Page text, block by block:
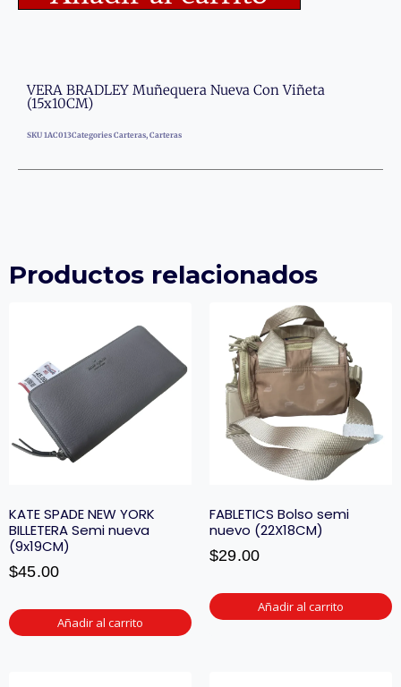
VERA BRADLEY Muñequera Nueva Con Viñeta
(15x10CM)
SKU 1AC013Categories Carteras, Carteras
Productos relacionados
KATE SPADE NEW YORK
BILLETERA Semi nueva
(9x19CM)
$45.00
Añadir al carrito
FABLETICS Bolso semi
nuevo (22X18CM)
$29.00
Añadir al carrito